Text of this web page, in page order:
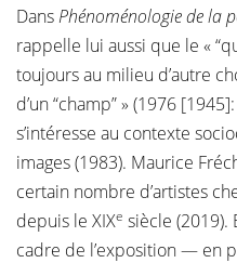
DansPhénoménologie de la
rappelle lui aussi que le «
toujours au milieu d’autre
d’un “champ” » (1976
s’intéresse au contexte
images (1983). Maurice
certain nombre d’artistes
depuis le XIXe siècle (2019).
cadre de l’exposition — en